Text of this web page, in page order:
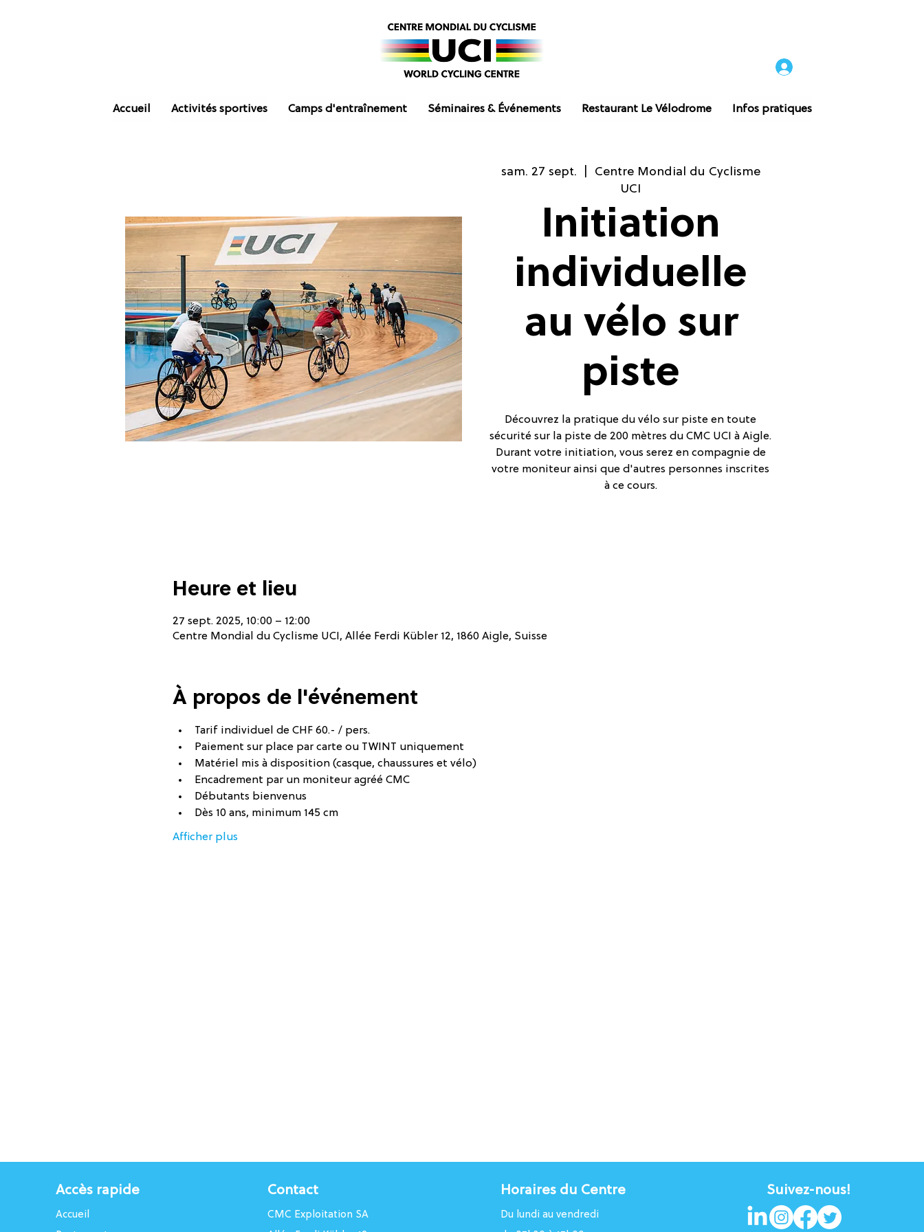
Accueil Activités sportives Camps d'entraînement Séminaires & Événements Restaurant Le Vélodrome Infos pratiques
sam. 27 sept.
Centre Mondial du Cyclisme
UCI
Initiation
individuelle
au vélo sur
piste
Découvrez la pratique du vélo sur piste en toute
sécurité sur la piste de 200 mètres du CMC UCI à Aigle.
Durant votre initiation, vous serez en compagnie de
votre moniteur ainsi que d'autres personnes inscrites
à ce cours.
Heure et lieu
27 sept. 2025, 10:00 – 12:00
Centre Mondial du Cyclisme UCI, Allée Ferdi Kübler 12, 1860 Aigle, Suisse
À propos de l'événement
Tarif individuel de CHF 60.- / pers.
Paiement sur place par carte ou TWINT uniquement
Matériel mis à disposition (casque, chaussures et vélo)
Encadrement par un moniteur agréé CMC
Débutants bienvenus
Dès 10 ans, minimum 145 cm
Afficher plus
Accès rapide
Accueil
Contact
CMC Exploitation SA
Horaires du Centre
Du lundi au vendredi
Suivez-nous!